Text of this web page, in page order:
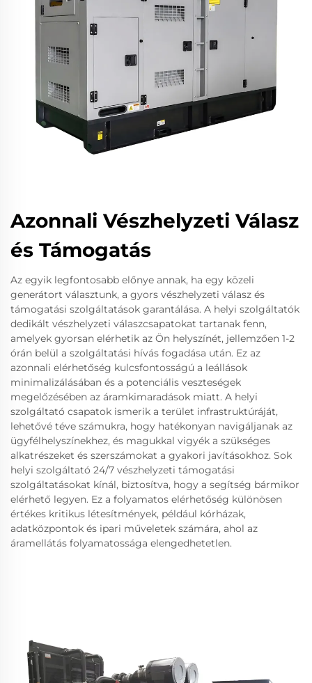
Azonnali Vészhelyzeti Válasz
és Támogatás
Az egyik legfontosabb előnye annak, ha egy közeli
generátort választunk, a gyors vészhelyzeti válasz és
támogatási szolgáltatások garantálása. A helyi szolgáltatók
dedikált vészhelyzeti válaszcsapatokat tartanak fenn,
amelyek gyorsan elérhetik az Ön helyszínét, jellemzően 1-2
órán belül a szolgáltatási hívás fogadása után. Ez az
azonnali elérhetőség kulcsfontosságú a leállások
minimalizálásában és a potenciális veszteségek
megelőzésében az áramkimaradások miatt. A helyi
szolgáltató csapatok ismerik a terület infrastruktúráját,
lehetővé téve számukra, hogy hatékonyan navigáljanak az
ügyfélhelyszínekhez, és magukkal vigyék a szükséges
alkatrészeket és szerszámokat a gyakori javításokhoz. Sok
helyi szolgáltató 24/7 vészhelyzeti támogatási
szolgáltatásokat kínál, biztosítva, hogy a segítség bármikor
elérhető legyen. Ez a folyamatos elérhetőség különösen
értékes kritikus létesítmények, például kórházak,
adatközpontok és ipari műveletek számára, ahol az
áramellátás folyamatossága elengedhetetlen.